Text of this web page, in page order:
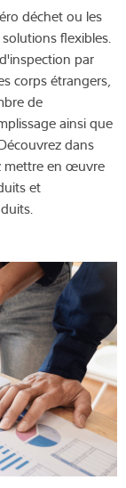
déchet ou les
flexibles.
par
corps étrangers,
de
ainsi que
dans
mettre en œuvre
et